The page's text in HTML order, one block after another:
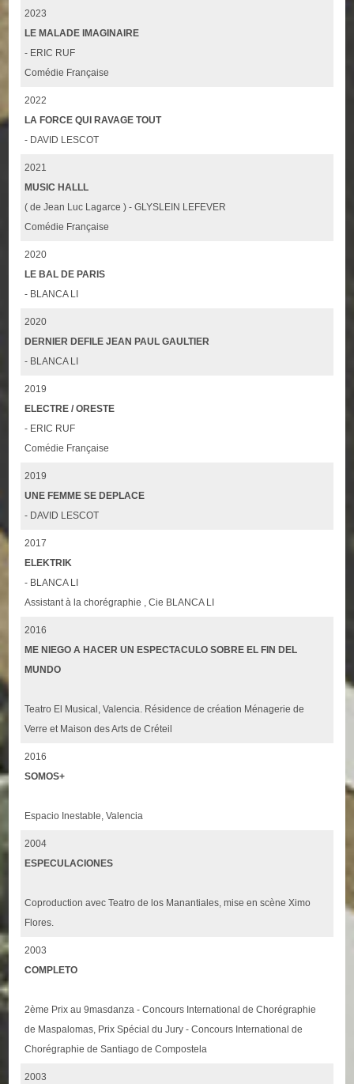
2023
LE MALADE IMAGINAIRE
- ERIC RUF
Comédie Française
2022
LA FORCE QUI RAVAGE TOUT
- DAVID LESCOT
2021
MUSIC HALLL
( de Jean Luc Lagarce ) - GLYSLEIN LEFEVER
Comédie Française
2020
LE BAL DE PARIS
- BLANCA LI
2020
DERNIER DEFILE JEAN PAUL GAULTIER
- BLANCA LI
2019
ELECTRE / ORESTE
- ERIC RUF
Comédie Française
2019
UNE FEMME SE DEPLACE
- DAVID LESCOT
2017
ELEKTRIK
- BLANCA LI
Assistant à la chorégraphie , Cie BLANCA LI
2016
ME NIEGO A HACER UN ESPECTACULO SOBRE EL FIN DEL
MUNDO
Teatro El Musical, Valencia. Résidence de création Ménagerie de
Verre et Maison des Arts de Créteil
2016
SOMOS+
Espacio Inestable, Valencia
2004
ESPECULACIONES
Coproduction avec Teatro de los Manantiales, mise en scène Ximo
Flores.
2003
COMPLETO
2ème Prix au 9masdanza - Concours International de Chorégraphie
de Maspalomas, Prix Spécial du Jury - Concours International de
Chorégraphie de Santiago de Compostela
2003